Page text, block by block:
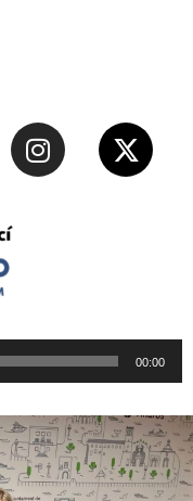
00:00